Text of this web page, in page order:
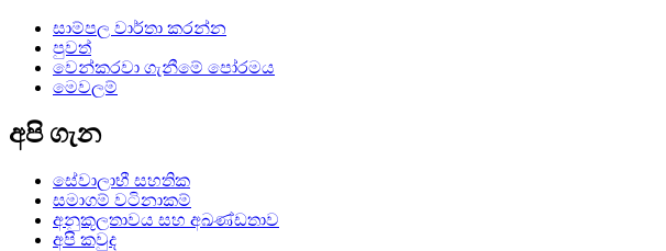
සාම්පල වාර්තා කරන්න
පුවත්
වෙන්කරවා ගැනීමේ පෝරමය
මෙවලම්
අපි ගැන
සේවාලාභී සහතික
සමාගම් වටිනාකම්
අනුකූලතාවය සහ අඛණ්ඩතාව
අපි කවුද